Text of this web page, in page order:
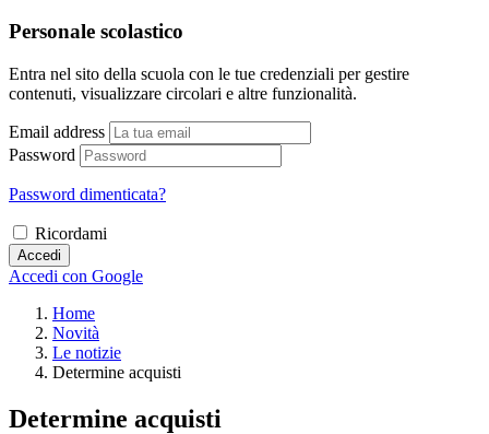
Personale scolastico
Entra nel sito della scuola con le tue credenziali per gestire
contenuti, visualizzare circolari e altre funzionalità.
Email address
Password
Password dimenticata?
Ricordami
Accedi
Accedi con Google
Home
Novità
Le notizie
Determine acquisti
Determine acquisti